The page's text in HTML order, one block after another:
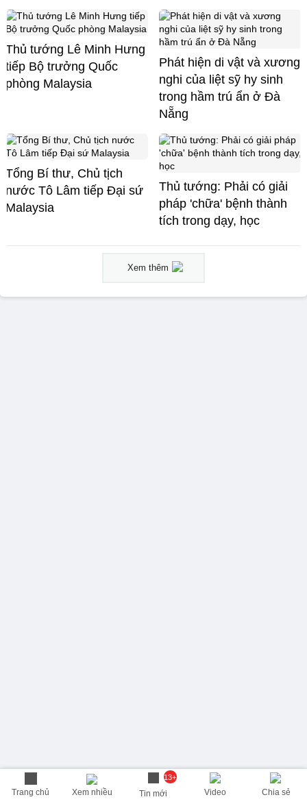
Trang chủ Xem nhiều
13+
Tin mới Video Chia sẻ
Thủ tướng Lê Minh Hưng
tiếp Bộ trưởng Quốc
phòng Malaysia
Phát hiện di vật và xương
nghi của liệt sỹ hy sinh
trong hầm trú ẩn ở Đà
Nẵng
Tổng Bí thư, Chủ tịch
nước Tô Lâm tiếp Đại sứ
Malaysia
Thủ tướng: Phải có giải
pháp 'chữa' bệnh thành
tích trong dạy, học
Xem thêm